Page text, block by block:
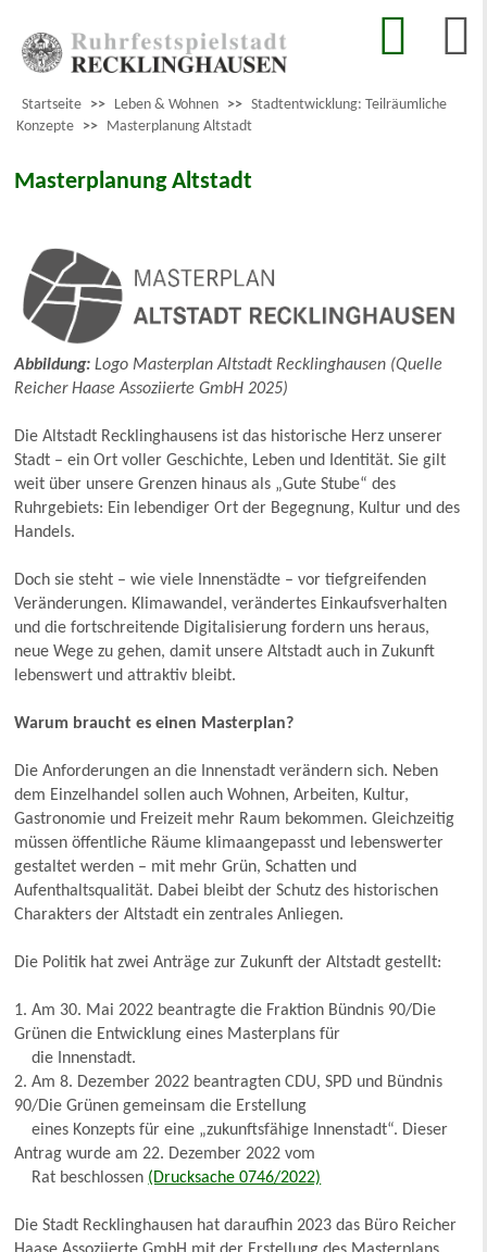
Startseite >> Leben & Wohnen >> Stadtentwicklung: Teilräumliche
Konzepte >> Masterplanung Altstadt
Masterplanung Altstadt
Abbildung: Logo Masterplan Altstadt Recklinghausen (Quelle
Reicher Haase Assoziierte GmbH 2025)
Die Altstadt Recklinghausens ist das historische Herz unserer
Stadt – ein Ort voller Geschichte, Leben und Identität. Sie gilt
weit über unsere Grenzen hinaus als „Gute Stube“ des
Ruhrgebiets: Ein lebendiger Ort der Begegnung, Kultur und des
Handels.
Doch sie steht – wie viele Innenstädte – vor tiefgreifenden
Veränderungen. Klimawandel, verändertes Einkaufsverhalten
und die fortschreitende Digitalisierung fordern uns heraus,
neue Wege zu gehen, damit unsere Altstadt auch in Zukunft
lebenswert und attraktiv bleibt.
Warum braucht es einen Masterplan?
Die Anforderungen an die Innenstadt verändern sich. Neben
dem Einzelhandel sollen auch Wohnen, Arbeiten, Kultur,
Gastronomie und Freizeit mehr Raum bekommen. Gleichzeitig
müssen öffentliche Räume klimaangepasst und lebenswerter
gestaltet werden – mit mehr Grün, Schatten und
Aufenthaltsqualität. Dabei bleibt der Schutz des historischen
Charakters der Altstadt ein zentrales Anliegen.
Die Politik hat zwei Anträge zur Zukunft der Altstadt gestellt:
1. Am 30. Mai 2022 beantragte die Fraktion Bündnis 90/Die
Grünen die Entwicklung eines Masterplans für
die Innenstadt.
2. Am 8. Dezember 2022 beantragten CDU, SPD und Bündnis
90/Die Grünen gemeinsam die Erstellung
eines Konzepts für eine „zukunftsfähige Innenstadt“. Dieser
Antrag wurde am 22. Dezember 2022 vom
Rat beschlossen (Drucksache 0746/2022)
Die Stadt Recklinghausen hat daraufhin 2023 das Büro Reicher